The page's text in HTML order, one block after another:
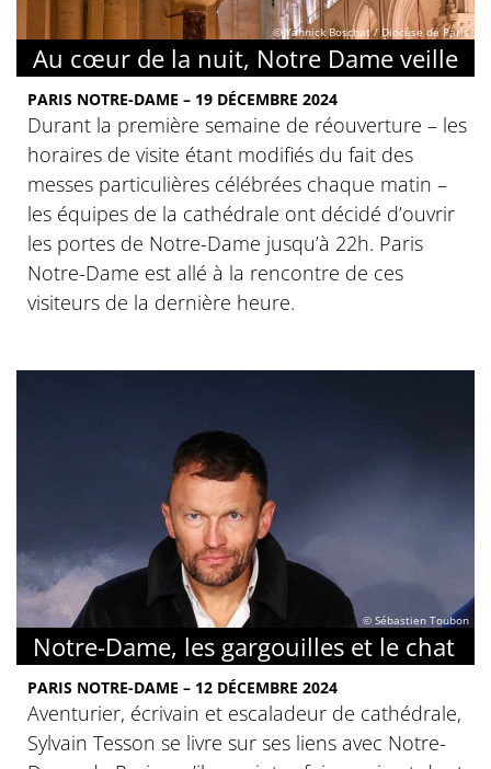
© Yannick Boschat / Diocèse de Paris
Au cœur de la nuit, Notre Dame veille
PARIS NOTRE-DAME – 19 DÉCEMBRE 2024
Durant la première semaine de réouverture – les
horaires de visite étant modifiés du fait des
messes particulières célébrées chaque matin –
les équipes de la cathédrale ont décidé d’ouvrir
les portes de Notre-Dame jusqu’à 22h. Paris
Notre-Dame est allé à la rencontre de ces
visiteurs de la dernière heure.
© Sébastien Toubon
Notre-Dame, les gargouilles et le chat
PARIS NOTRE-DAME – 12 DÉCEMBRE 2024
Aventurier, écrivain et escaladeur de cathédrale,
Sylvain Tesson se livre sur ses liens avec Notre-